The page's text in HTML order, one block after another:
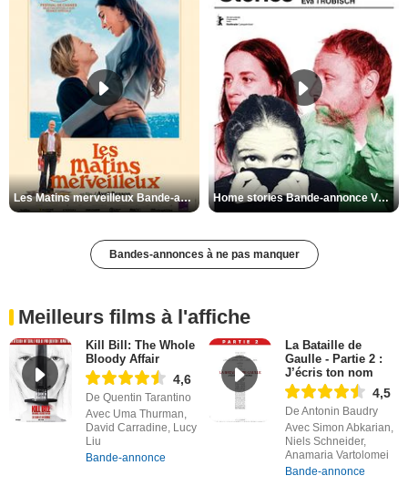
Les Matins merveilleux Bande-annonce VF Home stories Bande-annonce VO STFR
Bandes-annonces à ne pas manquer
Meilleurs films à l'affiche
Kill Bill: The Whole
Bloody Affair
4,6
De Quentin Tarantino
Avec Uma Thurman,
David Carradine, Lucy
Liu
Bande-annonce
La Bataille de
Gaulle - Partie 2 :
J’écris ton nom
4,5
De Antonin Baudry
Avec Simon Abkarian,
Niels Schneider,
Anamaria Vartolomei
Bande-annonce